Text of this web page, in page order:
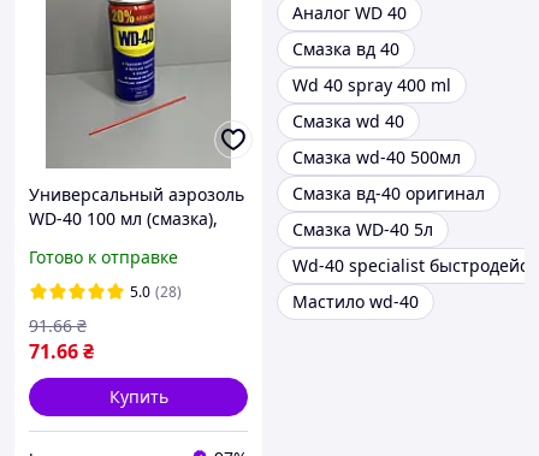
Универсальный аэрозоль
WD-40 100 мл (смазка),
проникающая, смазка от
ржавчины для авто и
болтов
Готово к отправке
5.0 (28)
71.66₴
91.66 ₴
Купить
Аналог WD 40
Смазка вд 40
Wd 40 spray 400 ml
Смазка wd 40
Смазка wd-40 500мл
Смазка вд-40 оригинал
Смазка WD-40 5л
Wd-40 specialist
Мастило wd-40